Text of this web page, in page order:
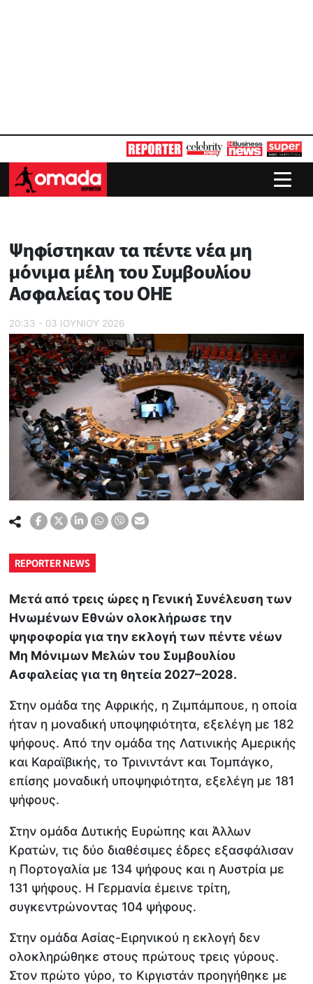
Ψηφίστηκαν τα πέντε νέα μη
μόνιμα μέλη του Συμβουλίου
Ασφαλείας του ΟΗΕ
20:33 - 03 ΙΟΥΝΙΟΥ 2026
REPORTER NEWS
Μετά από τρεις ώρες η Γενική Συνέλευση των
Ηνωμένων Εθνών ολοκλήρωσε την
ψηφοφορία για την εκλογή των πέντε νέων
Μη Μόνιμων Μελών του Συμβουλίου
Ασφαλείας για τη θητεία 2027–2028.
Στην ομάδα της Αφρικής, η Ζιμπάμπουε, η οποία
ήταν η μοναδική υποψηφιότητα, εξελέγη με 182
ψήφους. Από την ομάδα της Λατινικής Αμερικής
και Καραϊβικής, το Τρινιντάντ και Τομπάγκο,
επίσης μοναδική υποψηφιότητα, εξελέγη με 181
ψήφους.
Στην ομάδα Δυτικής Ευρώπης και Άλλων
Κρατών, τις δύο διαθέσιμες έδρες εξασφάλισαν
η Πορτογαλία με 134 ψήφους και η Αυστρία με
131 ψήφους. Η Γερμανία έμεινε τρίτη,
συγκεντρώνοντας 104 ψήφους.
Στην ομάδα Ασίας-Ειρηνικού η εκλογή δεν
ολοκληρώθηκε στους πρώτους τρεις γύρους.
Στον πρώτο γύρο, το Κιργιστάν προηγήθηκε με